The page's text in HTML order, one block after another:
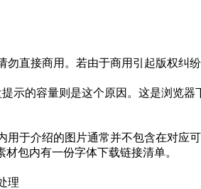
直接商用。若由于商用引起版权纠
示的容量则是这个原因。这是浏览
于介绍的图片通常并不包含在对应
包内有一份字体下载链接清单。
理